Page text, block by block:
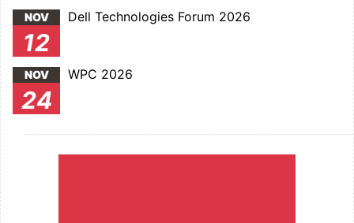
NOV
12
Dell Technologies Forum 2026
NOV
24
WPC 2026